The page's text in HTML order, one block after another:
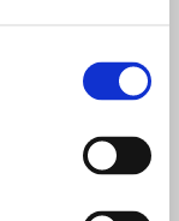
Other Side
classics
his